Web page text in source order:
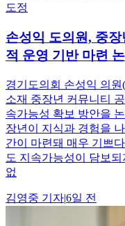
도정
손성익 도의원, 중장
적 운영 기반 마련
경기도의회 손성익 의원
소재 중장년 커뮤니티
속가능성 확보 방안을
장년이 지식과 경험을
간이 마련돼 매우 기쁘
도 지속가능성이 담보
없
김영중 기자|6일 전